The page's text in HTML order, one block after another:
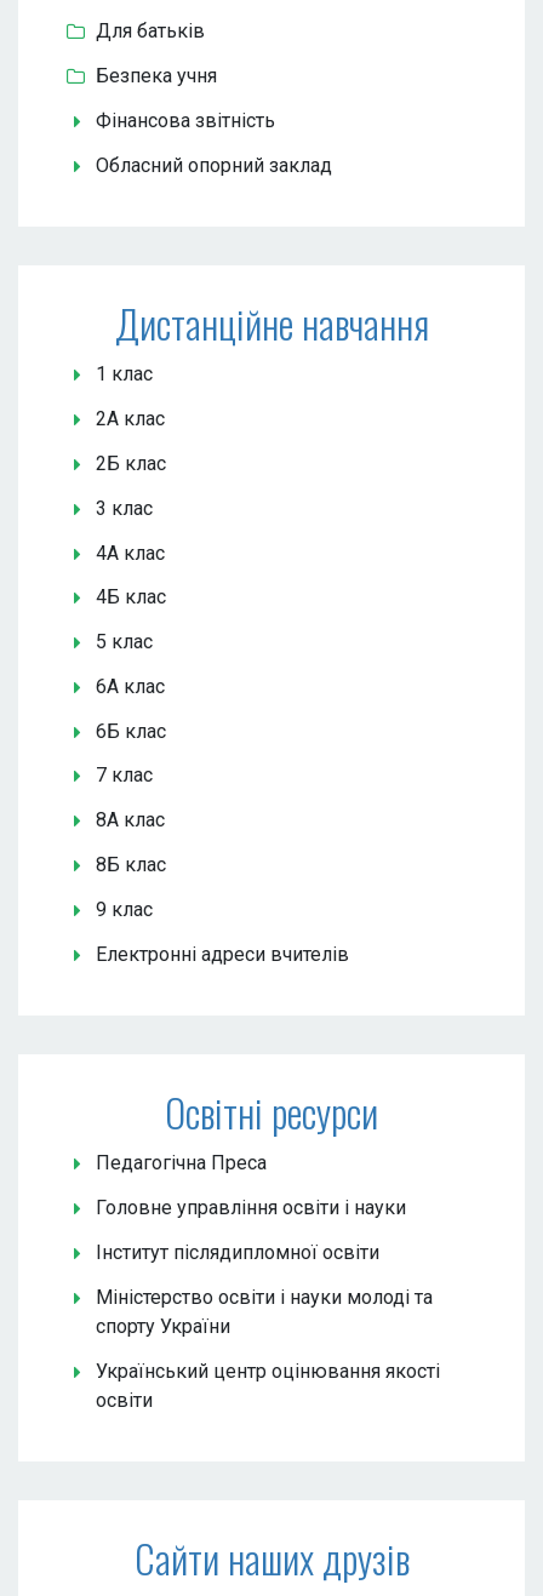
Для батьків
Безпека учня
Фінансова звітність
Обласний опорний заклад
Дистанційне навчання
1 клас
2А клас
2Б клас
3 клас
4А клас
4Б клас
5 клас
6А клас
6Б клас
7 клас
8А клас
8Б клас
9 клас
Електронні адреси вчителів
Освітні ресурси
Педагогічна Преса
Головне управління освіти і науки
Інститут післядипломної освіти
Міністерство освіти і науки молоді та
спорту України
Український центр оцінювання якості
освіти
Сайти наших друзів